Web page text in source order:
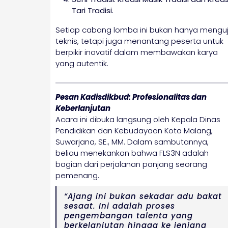
Tari Tradisi.
Setiap cabang lomba ini bukan hanya
teknis, tetapi juga menantang peserta untuk
berpikir inovatif dalam membawakan karya
yang autentik.
Pesan Kadisdikbud: Profesionalitas dan
Keberlanjutan
Acara ini dibuka langsung oleh Kepala Dinas
Pendidikan dan Kebudayaan Kota Malang,
Suwarjana, SE., MM. Dalam sambutannya,
beliau menekankan bahwa FLS3N adalah
bagian dari perjalanan panjang seorang
pemenang.
“Ajang ini bukan sekadar adu bakat
sesaat. Ini adalah proses
pengembangan talenta yang
berkelanjutan hingga ke jenjang